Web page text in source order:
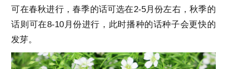
可在春秋进行，春季的话可选在2-5月份左右，秋季的
话则可在8-10月份进行，此时播种的话种子会更快的
发芽。